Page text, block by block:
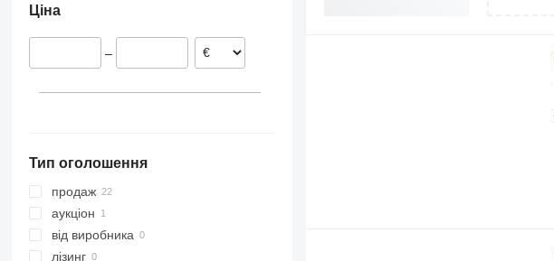
C-series
F-series
Литва
Латвія
Ціна
–
Тип оголошення
продаж
аукціон
від виробника
лізинг